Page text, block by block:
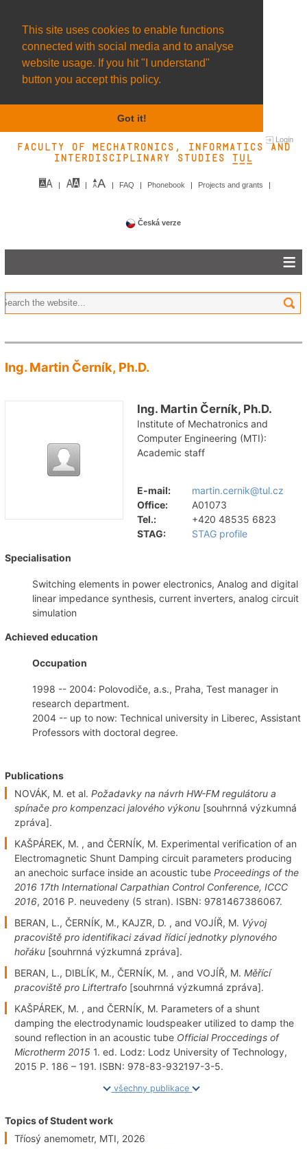
This site uses cookies to enable functions
connected with social media and to analyse
website usage. If you hit "I understand"
button you accept this policy.
Got it!
Login
Faculty of Mechatronics, Informatics and
Interdisciplinary Studies TUL&
FAQ Phonebook Projects and grants
Česká verze
Ing. Martin Černík, Ph.D.
Ing. Martin Černík, Ph.D.
Institute of Mechatronics and
Computer Engineering (MTI):
Academic staff
E-mail:
martin.cernik@tul.cz
Office:
A01073
Tel.:
+420 48535 6823
STAG:
STAG profile
Specialisation
Switching elements in power electronics, Analog and digital
linear impedance synthesis, current inverters, analog circuit
simulation
Achieved education
Occupation
1998 -- 2004: Polovodiče, a.s., Praha, Test manager in
research department.
2004 -- up to now: Technical university in Liberec, Assistant
Professors with doctoral degree.
Publications
NOVÁK, M. et al. Požadavky na návrh HW-FM regulátoru a
spínače pro kompenzaci jalového výkonu[souhrnná výzkumná
zpráva].
KAŠPÁREK, M. , and ČERNÍK, M. Experimental verification of an
Electromagnetic Shunt Damping circuit parameters producing
an anechoic surface inside an acoustic tube Proceedings of the
2016 17th International Carpathian Control Conference, ICCC
2016, 2016 P. neuvedeny (5 stran). ISBN: 9781467386067.
BERAN, L., ČERNÍK, M., KAJZR, D. , and VOJÍŘ, M. Vývoj
pracoviště pro identifikaci závad řídicí jednotky plynového
hořáku[souhrnná výzkumná zpráva].
BERAN, L., DIBLÍK, M., ČERNÍK, M. , and VOJÍŘ, M. Měřící
pracoviště pro Liftertrafo[souhrnná výzkumná zpráva].
KAŠPÁREK, M. , and ČERNÍK, M. Parameters of a shunt
damping the electrodynamic loudspeaker utilized to damp the
sound reflection in an acoustic tube Official Proccedings of
Microtherm 2015 1. ed. Lodz: Lodz University of Technology,
2015 P. 186 – 191. ISBN: 978-83-932197-3-5.
všechny publikace
Topics of Student work
Tříosý anemometr, MTI, 2026